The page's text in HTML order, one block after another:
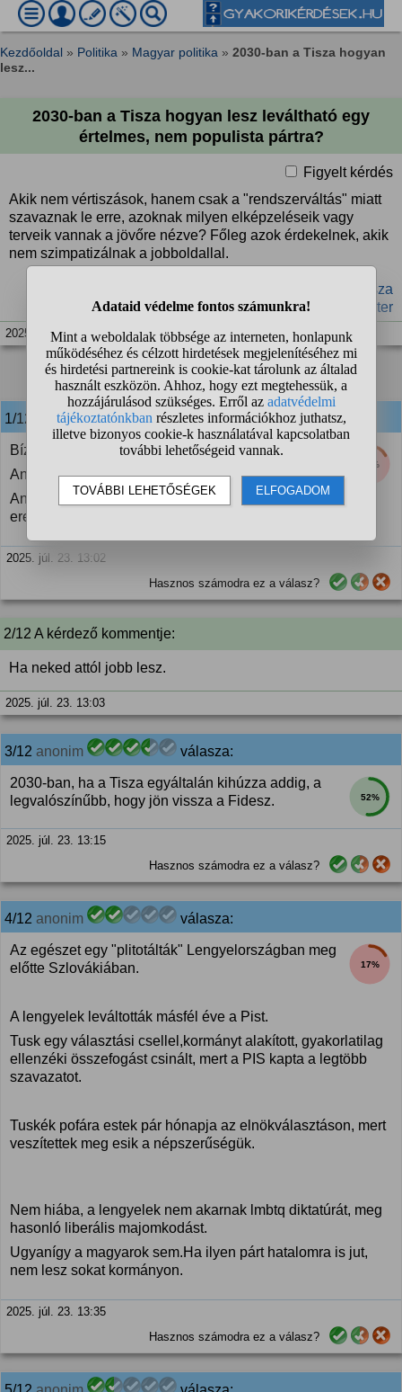
Kezdőoldal » Politika » Magyar politika » 2030-ban a Tisza hogyan
lesz...
2030-ban a Tisza hogyan lesz leváltható egy
értelmes, nem populista pártra?
Figyelt kérdés
Akik nem vértiszások, hanem csak a "rendszerváltás" miatt
szavaznak le erre, azoknak milyen elképzeléseik vagy
terveik vannak a jövőre nézve? Főleg azok érdekelnek, akik
nem szimpatizálnak a jobboldallal.
#Tisza
#Magyar Péter
2025. júl. 23. 12:50
1 2 ❯
1/12 anonim válasza:
17%
Bízzátok csak el magatokat nyugodtan.
Annál nagyobb lesz a pofára esés.
Annál jobb lesz az orrotok alá dörgölni a választási
eredményt.
2025. júl. 23. 13:02
Hasznos számodra ez a válasz?
2/12 A kérdező kommentje:
Ha neked attól jobb lesz.
2025. júl. 23. 13:03
3/12 anonim válasza:
52%
2030-ban, ha a Tisza egyáltalán kihúzza addig, a
legvalószínűbb, hogy jön vissza a Fidesz.
2025. júl. 23. 13:15
Hasznos számodra ez a válasz?
4/12 anonim válasza:
17%
Az egészet egy "plitotálták" Lengyelországban meg
előtte Szlovákiában.
A lengyelek leváltották másfél éve a Pist.
Tusk egy választási csellel,kormányt alakított, gyakorlatilag
ellenzéki összefogást csinált, mert a PIS kapta a legtöbb
szavazatot.
Tuskék pofára estek pár hónapja az elnökválasztáson, mert
veszítettek meg esik a népszerűségük.
Nem hiába, a lengyelek nem akarnak lmbtq diktatúrát, meg
hasonló liberális majomkodást.
Ugyanígy a magyarok sem.Ha ilyen párt hatalomra is jut,
nem lesz sokat kormányon.
2025. júl. 23. 13:35
Hasznos számodra ez a válasz?